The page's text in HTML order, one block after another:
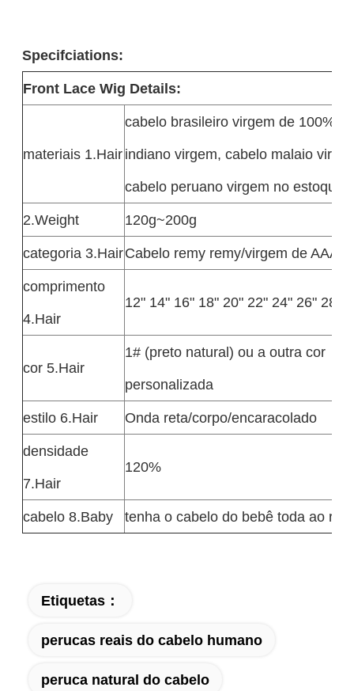
Specifciations:
Front Lace Wig Details:
materiais 1.Hair
cabelo brasileiro virgem de 100%,
indiano virgem, cabelo malaio
cabelo peruano virgem no estoque
2.Weight
120g~200g
categoria 3.HairCabelo remy remy/virgem de
comprimento
4.Hair
12" 14" 16" 18" 20" 22" 24" 26" 28"
cor 5.Hair
1# (preto natural) ou a outra cor
personalizada
estilo 6.Hair
Onda reta/corpo/encaracolado
densidade
7.Hair
120%
cabelo 8.Baby tenha o cabelo do bebê toda ao
Etiquetas：
perucas reais do cabelo humano
peruca natural do cabelo